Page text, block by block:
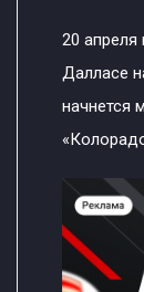
20 апреля
Далласе
начнется